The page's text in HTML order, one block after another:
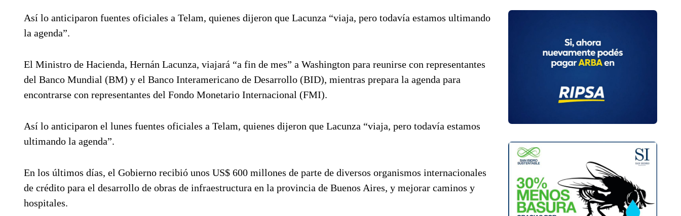
Así lo anticiparon fuentes oficiales a Telam, quienes dijeron que Lacunza “viaja, pero todavía estamos ultimando
la agenda”.
El Ministro de Hacienda, Hernán Lacunza, viajará “a fin de mes” a Washington para reunirse con representantes
del Banco Mundial (BM) y el Banco Interamericano de Desarrollo (BID), mientras prepara la agenda para
encontrarse con representantes del Fondo Monetario Internacional (FMI).
Así lo anticiparon el lunes fuentes oficiales a Telam, quienes dijeron que Lacunza “viaja, pero todavía estamos
ultimando la agenda”.
En los últimos días, el Gobierno recibió unos US$ 600 millones de parte de diversos organismos internacionales
de crédito para el desarrollo de obras de infraestructura en la provincia de Buenos Aires, y mejorar caminos y
hospitales.